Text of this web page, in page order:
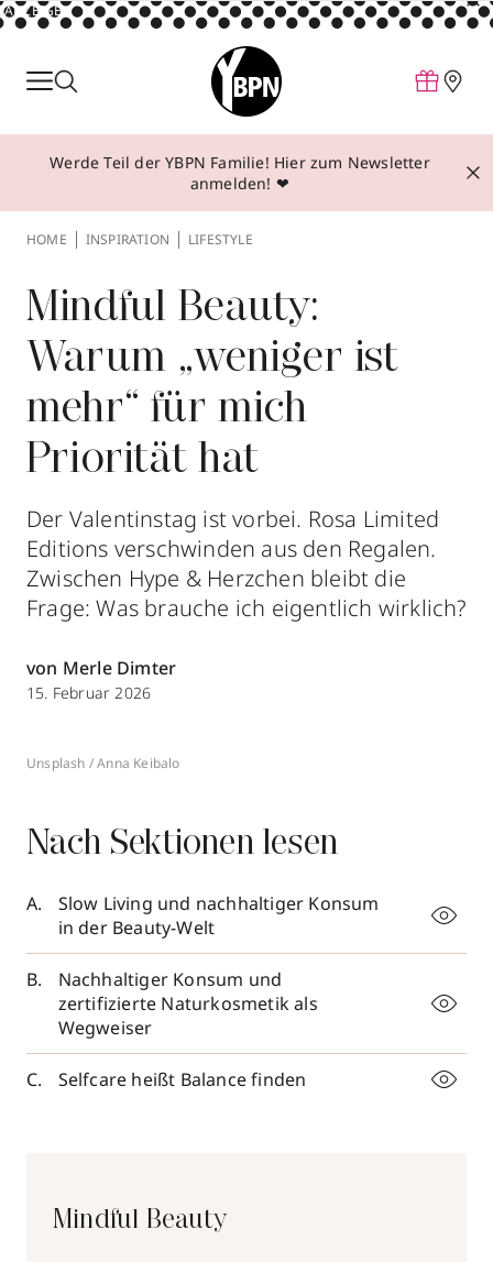
ANZEIGE
Parfum
Make-up
Behandlungen
Über YBPN
Aktionen
Storefinder
Werde Teil der YBPN Familie! Hier zum Newsletter
anmelden! ❤
HOME INSPIRATION LIFESTYLE
Mindful Beauty:
Warum „weniger ist
mehr“ für mich
Priorität hat
Der Valentinstag ist vorbei. Rosa Limited
Editions verschwinden aus den Regalen.
Zwischen Hype & Herzchen bleibt die
Frage: Was brauche ich eigentlich wirklich?
von Merle Dimter
15. Februar 2026
Unsplash / Anna Keibalo
Nach Sektionen lesen
Slow Living und nachhaltiger Konsum
in der Beauty-Welt
Nachhaltiger Konsum und
zertifizierte Naturkosmetik als
Wegweiser
Selfcare heißt Balance finden
Mindful Beauty